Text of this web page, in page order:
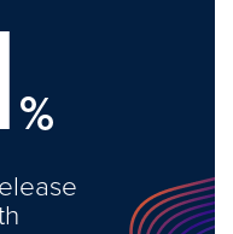
%